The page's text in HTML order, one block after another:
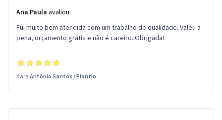
Ana Paula avaliou:
Fui muito bem atendida com um trabalho de qualidade. Valeu a
pena, orçamento grátis e não é careiro. Obrigada!
para Antônio Santos /Plantio